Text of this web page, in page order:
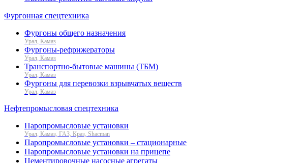
Фургонная спецтехника
Фургоны общего назначения
Урал, Камаз
Фургоны-рефрижераторы
Урал, Камаз
Транспортно-бытовые машины (ТБМ)
Урал, Камаз
Фургоны для перевозки взрывчатых веществ
Урал, Камаз
Нефтепромысловая спецтехника
Паропромысловые установки
Урал, Камаз, ГАЗ, Краз, Shacman
Паропромысловые установки – стационарные
Паропромысловые установки на прицепе
Цементировочные насосные агрегаты